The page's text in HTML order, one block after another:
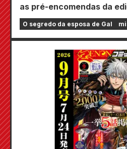
as pré-encomendas da
um tapete de jogo
ilustração deslumbrante
Secret of the Gal Bride"
de outubro!
O segredo da esposa de Gal